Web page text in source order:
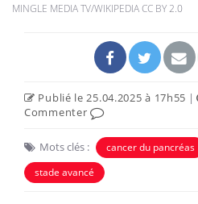
MINGLE MEDIA TV/WIKIPEDIA CC BY 2.0
Publié le 25.04.2025 à 17h55 |
Commenter
Mots clés : cancer du pancréas
stade avancé